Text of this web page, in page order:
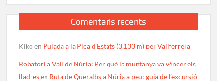
Comentaris recents
Kikoen Pujada a la Pica d’Estats (3.133 m) per Vallferrera
Robatori a Vall de Núria: Per què la muntanya va vèncer els
lladresen Ruta de Queralbs a Núria a peu: guia de l’excursió